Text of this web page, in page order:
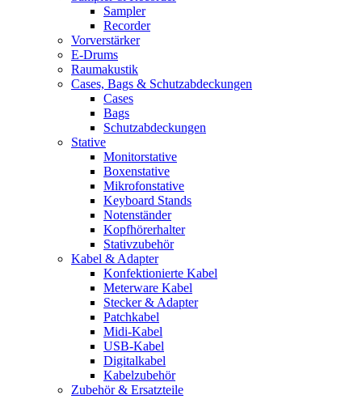
Sampler
Recorder
Vorverstärker
E-Drums
Raumakustik
Cases, Bags & Schutzabdeckungen
Cases
Bags
Schutzabdeckungen
Stative
Monitorstative
Boxenstative
Mikrofonstative
Keyboard Stands
Notenständer
Kopfhörerhalter
Stativzubehör
Kabel & Adapter
Konfektionierte Kabel
Meterware Kabel
Stecker & Adapter
Patchkabel
Midi-Kabel
USB-Kabel
Digitalkabel
Kabelzubehör
Zubehör & Ersatzteile